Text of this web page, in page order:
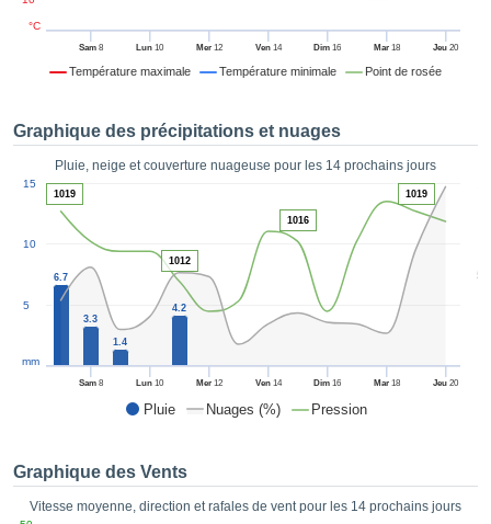
les
des
nous
de
sur
ACCEPTER
CONTINUER
PARAMÈTRES
Température maximale Température minimale Point de rosée
Sam8 Lun 10 Mer12 Ven14 Dim 16 Mar18 Jeu 20
°C
Graphique des précipitations et nuages
Pluie, neige et couverture nuageuse pour les 14 prochains jours
Pluie Nuages (%) Pression
50
Sam8 Lun 10 Mer12 Ven14 Dim 16 Mar18 Jeu 20
5
10
15
mm
6.7
3.3
1.4
4.2
1019
1012
1016
1019
Graphique des Vents
Vitesse moyenne, direction et rafales de vent pour les 14 prochains jours